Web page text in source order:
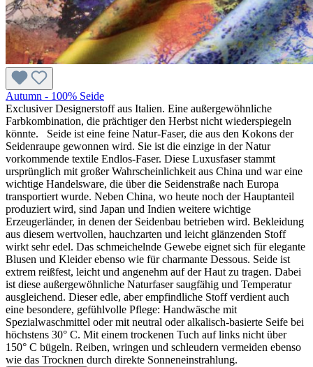
Autumn - 100% Seide
Exclusiver Designerstoff aus Italien. Eine außergewöhnliche
Farbkombination, die prächtiger den Herbst nicht wiederspiegeln
könnte. Seide ist eine feine Natur-Faser, die aus den Kokons der
Seidenraupe gewonnen wird. Sie ist die einzige in der Natur
vorkommende textile Endlos-Faser. Diese Luxusfaser stammt
ursprünglich mit großer Wahrscheinlichkeit aus China und war eine
wichtige Handelsware, die über die Seidenstraße nach Europa
transportiert wurde. Neben China, wo heute noch der Hauptanteil
produziert wird, sind Japan und Indien weitere wichtige
Erzeugerländer, in denen der Seidenbau betrieben wird. Bekleidung
aus diesem wertvollen, hauchzarten und leicht glänzenden Stoff
wirkt sehr edel. Das schmeichelnde Gewebe eignet sich für elegante
Blusen und Kleider ebenso wie für charmante Dessous. Seide ist
extrem reißfest, leicht und angenehm auf der Haut zu tragen. Dabei
ist diese außergewöhnliche Naturfaser saugfähig und Temperatur
ausgleichend. Dieser edle, aber empfindliche Stoff verdient auch
eine besondere, gefühlvolle Pflege: Handwäsche mit
Spezialwaschmittel oder mit neutral oder alkalisch-basierte Seife bei
höchstens 30° C. Mit einem trockenen Tuch auf links nicht über
150° C bügeln. Reiben, wringen und schleudern vermeiden ebenso
wie das Trocknen durch direkte Sonneneinstrahlung.